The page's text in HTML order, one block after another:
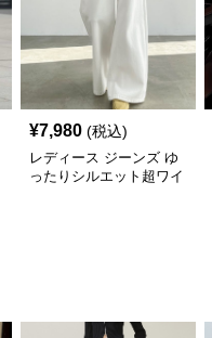
¥7,980 (税込)
レディース ジーンズ ゆ
ったりシルエット超ワイ